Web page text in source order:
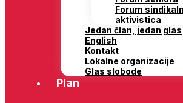
Forum
aktivistica
Jedan član, jedan glas
English
Kontakt
Lokalne organizacije
Glas slobode
Plan